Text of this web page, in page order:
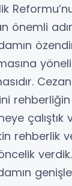
önemli
rehberliğin
çalıştık
rehberlik
verdik.